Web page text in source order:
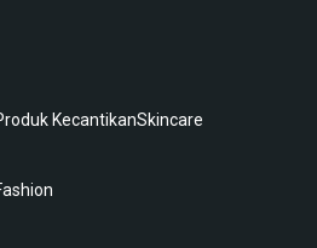
KecantikanSkincare